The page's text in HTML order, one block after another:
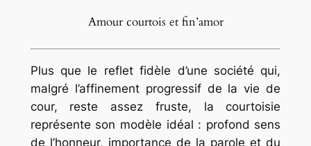
Amour courtois et fin’amor
Plus que le reflet fidèle d’une société qui,
malgré l’affinement progressif de la vie de
cour, reste assez fruste, la courtoisie
représente son modèle idéal : profond sens
de l’honneur, importance de la parole et du